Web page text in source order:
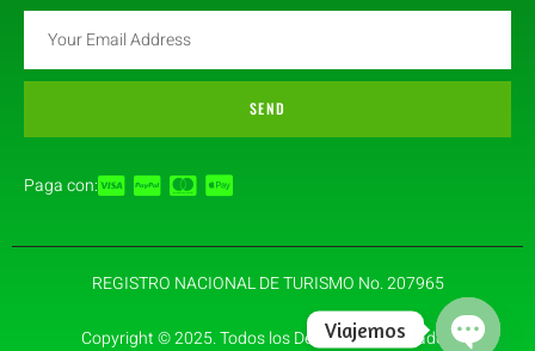
SEND
Paga con:
REGISTRO NACIONAL DE TURISMO No. 207965
Copyright © 2025. Todos los Derechos Reservados
Viajemos